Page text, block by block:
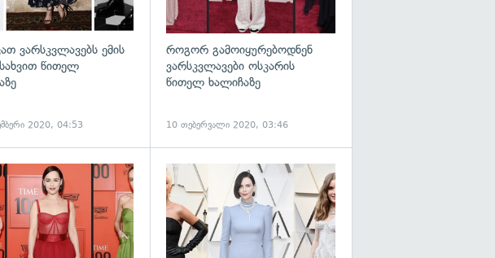
ვარსკვლავებს ემის
წითელ
2020, 04:53
როგორ გამოიყურებოდნენ
ვარსკვლავები ოსკარის
წითელ ხალიჩაზე
10 თებერვალი 2020, 03:46